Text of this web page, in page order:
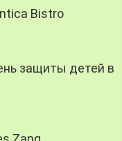
Bistro
защиты детей в